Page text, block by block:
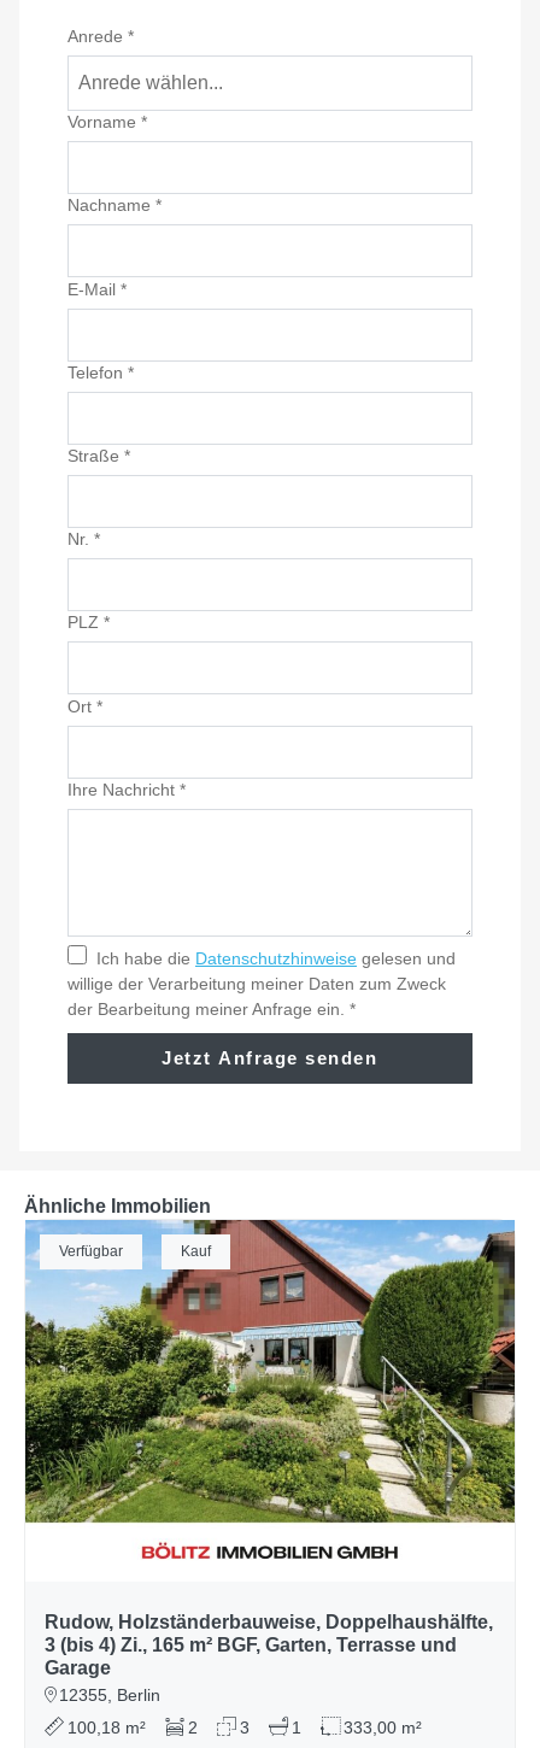
Anrede *
Anrede wählen...
Vorname *
Nachname *
E-Mail *
Telefon *
Straße *
Nr. *
PLZ *
Ort *
Ihre Nachricht *
Ich habe die Datenschutzhinweise gelesen und
willige der Verarbeitung meiner Daten zum Zweck
der Bearbeitung meiner Anfrage ein. *
Jetzt Anfrage senden
Ähnliche Immobilien
Verfügbar Kauf
Rudow, Holzständerbauweise, Doppelhaushälfte,
3 (bis 4) Zi., 165 m² BGF, Garten, Terrasse und
Garage
12355, Berlin
100,18 m²
2 3 1
333,00 m²